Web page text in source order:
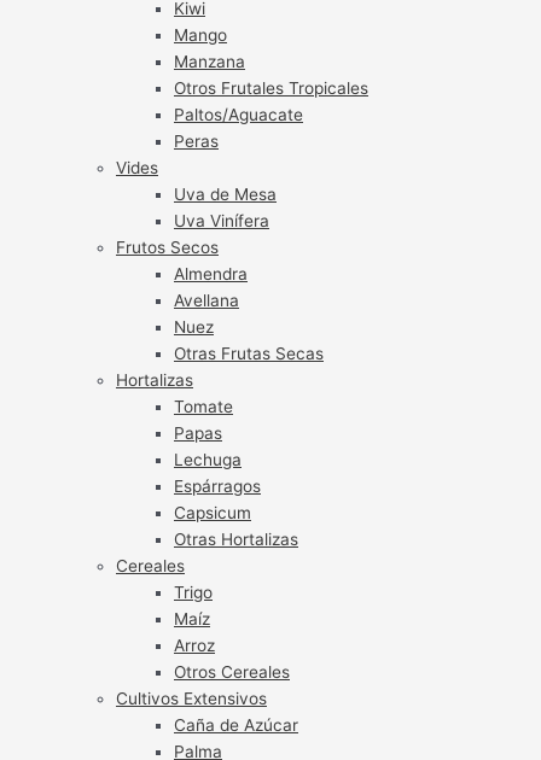
Kiwi
Mango
Manzana
Otros Frutales Tropicales
Paltos/Aguacate
Peras
Vides
Uva de Mesa
Uva Vinífera
Frutos Secos
Almendra
Avellana
Nuez
Otras Frutas Secas
Hortalizas
Tomate
Papas
Lechuga
Espárragos
Capsicum
Otras Hortalizas
Cereales
Trigo
Maíz
Arroz
Otros Cereales
Cultivos Extensivos
Caña de Azúcar
Palma